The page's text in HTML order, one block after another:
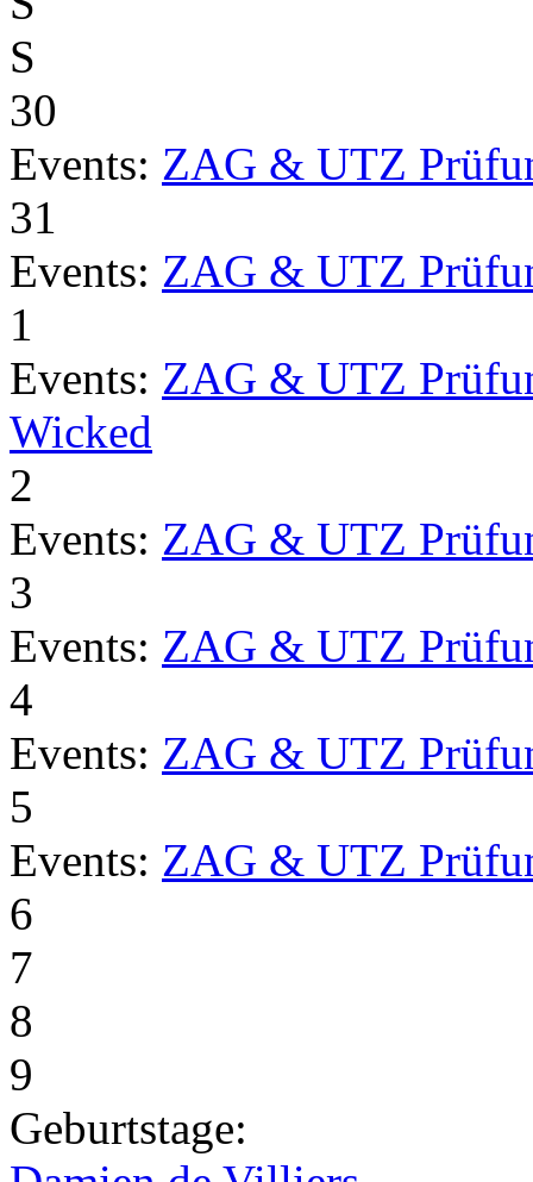
S
30
Events: ZAG & UTZ
31
Events: ZAG & UTZ
1
Events: ZAG & UTZ
Wicked
2
Events: ZAG & UTZ
3
Events: ZAG & UTZ
4
Events: ZAG & UTZ
5
Events: ZAG & UTZ
6
7
8
9
Geburtstage: